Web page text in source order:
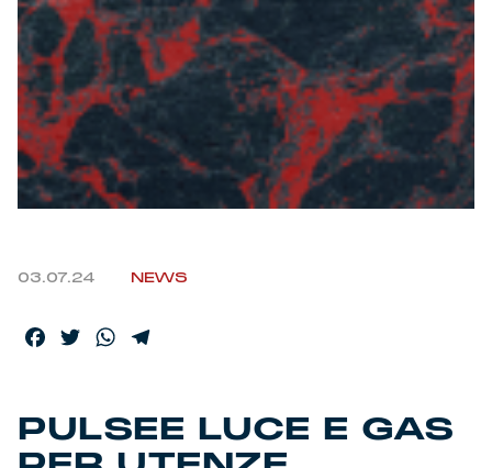
03.07.24 NEWS
Facebook
TwitterWhatsApp
PULSEE LUCE E GAS